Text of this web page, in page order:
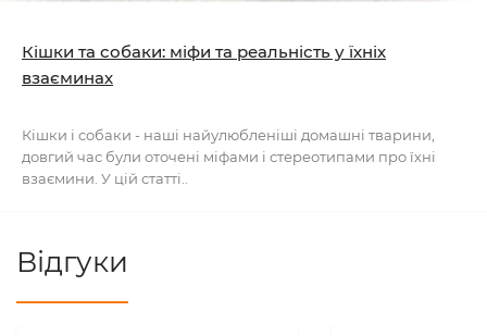
Кішки та собаки: міфи та реальність у їхніх
взаєминах
Кішки і собаки - наші найулюбленіші домашні тварини,
довгий час були оточені міфами і стереотипами про їхні
взаємини. У цій статті..
Відгуки